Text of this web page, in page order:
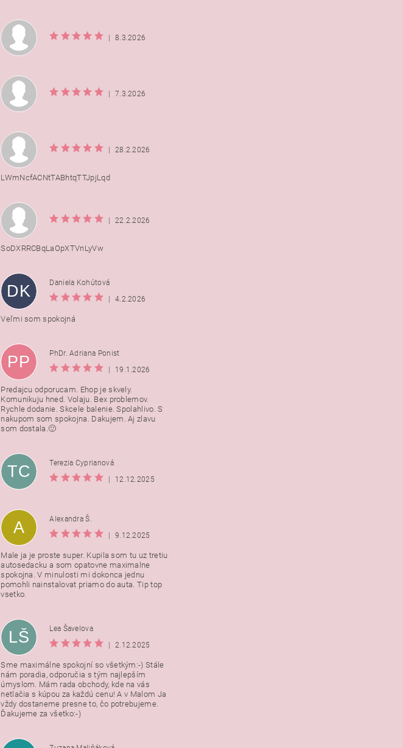
8.3.2026
7.3.2026
28.2.2026
LWmNcfACNtTABhtqTTJpjLqd
22.2.2026
SoDXRRCBqLaOpXTVnLyVw
DK
Daniela Kohútová
4.2.2026
Veľmi som spokojná
PP
PhDr. Adriana Ponist
19.1.2026
Predajcu odporucam. Ehop je skvely.
Komunikuju hned. Volaju. Bex problemov.
Rychle dodanie. Skcele balenie. Spolahlivo. S
nakupom som spokojna. Dakujem. Aj zlavu
som dostala.🙂
TC
Terezia Cyprianová
12.12.2025
A
Alexandra Š.
9.12.2025
Male ja je proste super. Kupila som tu uz tretiu
autosedacku a som opatovne maximalne
spokojna. V minulosti mi dokonca jednu
pomohli nainstalovat priamo do auta. Tip top
vsetko.
LŠ
Lea Šavelova
2.12.2025
Sme maximálne spokojní so všetkým:-) Stále
nám poradia, odporučia s tým najlepším
úmyslom. Mám rada obchody, kde na vás
netlačia s kúpou za každú cenu! A v Malom Ja
vždy dostaneme presne to, čo potrebujeme.
Ďakujeme za všetko:-)